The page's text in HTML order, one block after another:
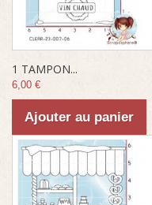
1 TAMPON...
6,00 €
Ajouter au panier